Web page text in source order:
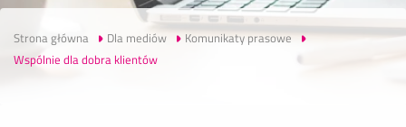
ę
Strona główna Dla mediów
Komunikaty prasowe
Wspólnie dla dobra klientów